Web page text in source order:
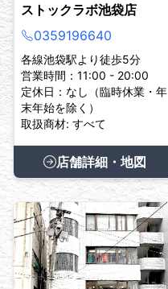
ストックラボ池袋店
0359196640
各線池袋駅より徒歩5分
営業時間：11:00 - 20:00
定休日：なし（臨時休業・年
末年始を除く）
取扱商材: すべて
店舗詳細・地図